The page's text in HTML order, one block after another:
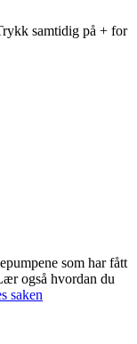
samtidig på + for
som har fått
også hvordan du
saken